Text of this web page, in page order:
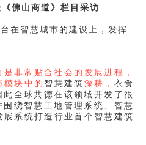
佛山商道》栏目采访
在智慧城市的建设上，发挥
非常贴合社会的发展进程，
模块中的 智慧建筑深耕， 衣食
全球共德在该领域开发了很
围绕智慧工地管理系统
智慧
展系统打造行业首个智慧建筑